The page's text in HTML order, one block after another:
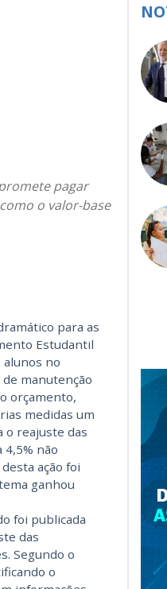
pagar
o valor-base
para as
Estudantil
alunos no
manutenção
orçamento,
medidas um
o reajuste das
não
ação foi
ganhou
foi publicada
das
Segundo o
o